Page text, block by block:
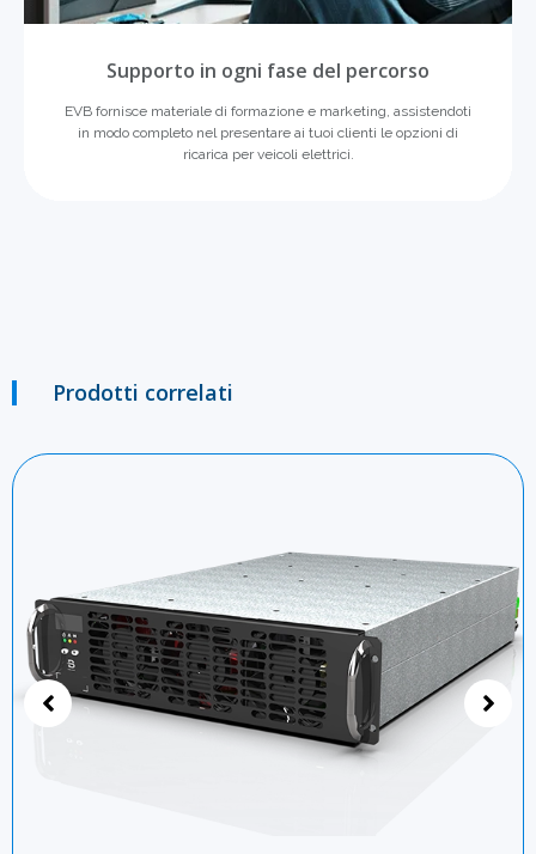
Supporto in ogni fase del percorso
EVB fornisce materiale di formazione e marketing, assistendoti
in modo completo nel presentare ai tuoi clienti le opzioni di
ricarica per veicoli elettrici.
Prodotti correlati